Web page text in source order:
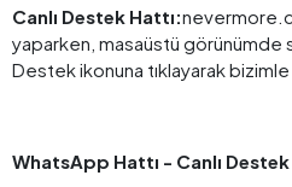
Canlı Destek Hattı:
yaparken, masaüstü görünümde
Destek ikonuna tıklayarak
WhatsApp Hattı - Canlı